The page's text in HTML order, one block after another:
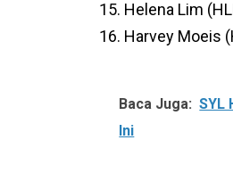
15. Helena Lim
16. Harvey Moeis
Baca Juga: SYL
Ini